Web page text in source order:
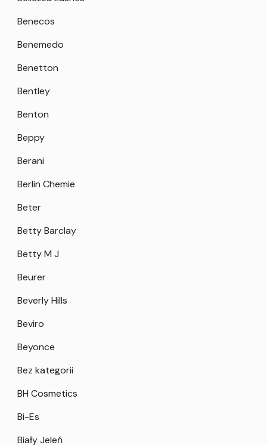
Benecos
Benemedo
Benetton
Bentley
Benton
Beppy
Berani
Berlin Chemie
Beter
Betty Barclay
Betty M J
Beurer
Beverly Hills
Beviro
Beyonce
Bez kategorii
BH Cosmetics
Bi-Es
Biały Jeleń